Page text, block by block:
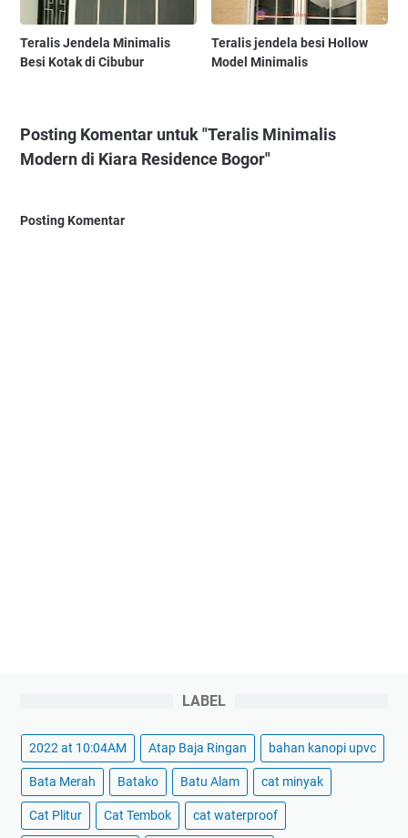
Teralis Jendela Minimalis
Besi Kotak di Cibubur
Teralis jendela besi Hollow
Model Minimalis
Posting Komentar untuk "Teralis Minimalis
Modern di Kiara Residence Bogor"
Posting Komentar
LABEL
2022 at 10:04AM Atap Baja Ringan bahan kanopi upvc
Bata Merah Batako Batu Alam cat minyak
Cat Plitur Cat Tembok cat waterproof